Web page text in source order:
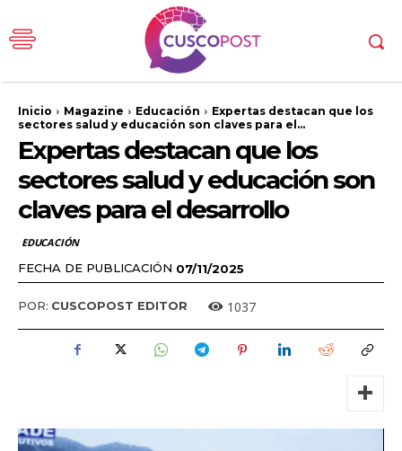
Inicio Magazine Educación
Expertas destacan que los
sectores salud y educación son claves para el...
Expertas destacan que los
sectores salud y educación son
claves para el desarrollo
EDUCACIÓN
FECHA DE PUBLICACIÓN 07/11/2025
POR: CUSCOPOST EDITOR 1037